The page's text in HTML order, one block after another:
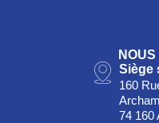
Siège
160
74 160